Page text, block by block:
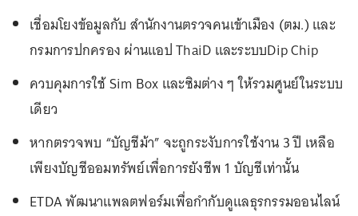
เชื่อมโยงข้อมูลกับ สำนักงานตรวจคนเข้าเมือง (ตม.) และ
กรมการปกครอง ผ่านแอป ThaiD และระบบDip Chip
ควบคุมการใช้ Sim Box และซิมต่าง ๆ ให้รวมศูนย์ในระบบ
เดียว
หากตรวจพบ “บัญชีม้า” จะถูกระงับการใช้งาน 3 ปี เหลือ
เพียงบัญชีออมทรัพย์เพื่อการยังชีพ 1 บัญชีเท่านั้น
ETDA พัฒนาแพลตฟอร์มเพื่อกำกับดูแลธุรกรรมออนไลน์